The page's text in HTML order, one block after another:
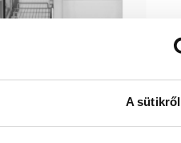
A sütikről